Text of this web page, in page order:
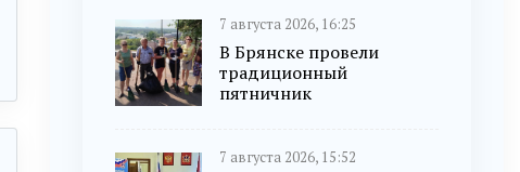
7 августа 2026, 16:25
В Брянске провели
традиционный
пятничник
7 августа 2026, 15:52